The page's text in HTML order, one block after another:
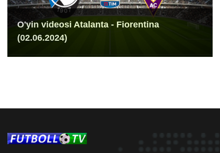
O'yin videosi Atalanta - Fiorentina
(02.06.2024)